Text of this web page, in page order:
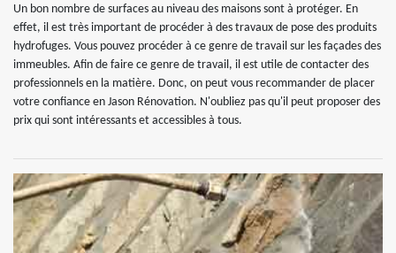
Un bon nombre de surfaces au niveau des maisons sont à protéger. En
effet, il est très important de procéder à des travaux de pose des produits
hydrofuges. Vous pouvez procéder à ce genre de travail sur les façades des
immeubles. Afin de faire ce genre de travail, il est utile de contacter des
professionnels en la matière. Donc, on peut vous recommander de placer
votre confiance en Jason Rénovation. N'oubliez pas qu'il peut proposer des
prix qui sont intéressants et accessibles à tous.